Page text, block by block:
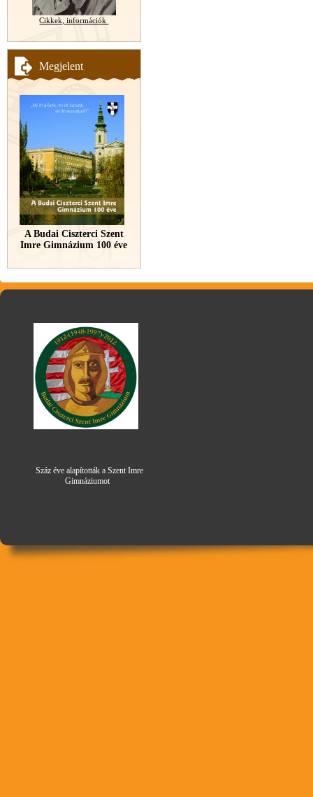
Cikkek, információk
Megjelent
A Budai Ciszterci Szent
Imre Gimnázium 100 éve
Száz éve alapították a Szent Imre
Gimnáziumot